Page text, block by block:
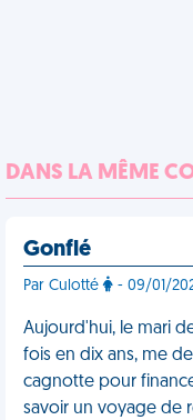
DANS LA MÊME
Gonflé
Par Culotté - 09/01/
Aujourd'hui, le mari
fois en dix ans, me
cagnotte pour
savoir un voyage de